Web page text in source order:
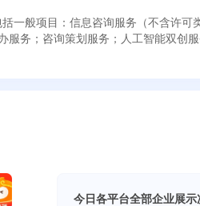
一般项目：信息咨询服务（不含许
务；咨询策划服务；人工智能双创
今日各平台全部企业展示